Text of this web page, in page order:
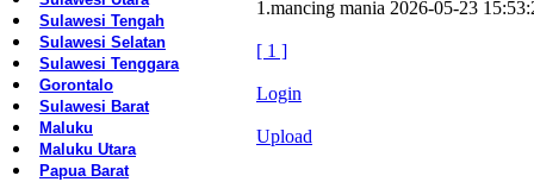
Sulawesi Tengah
Sulawesi Selatan
Sulawesi Tenggara
Gorontalo
Sulawesi Barat
Maluku
Maluku Utara
Papua Barat
1.mancing mania 2026-05-23
[ 1 ]
Login
Upload